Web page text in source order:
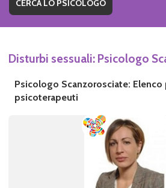
Disturbi sessuali: Psicologo
Psicologo Scanzorosciate:
psicoterapeuti